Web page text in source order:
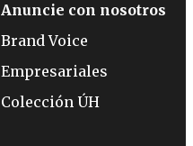
Anuncie con nosotros
Brand Voice
Empresariales
Colección ÚH